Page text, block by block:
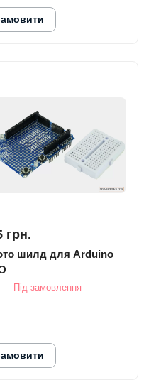
грн.
шилд для Arduino
Під замовлення